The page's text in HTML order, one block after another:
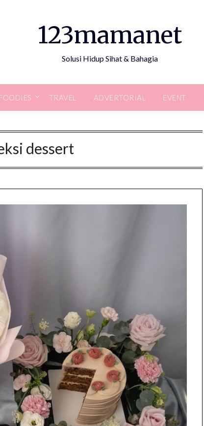
123mamanet
Solusi Hidup Sihat & Bahagia
TRAVEL ADVERTORIAL EVENT
dessert